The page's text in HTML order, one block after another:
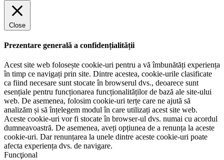
Close
Prezentare generală a confidențialității
Acest site web folosește cookie-uri pentru a vă îmbunătăți experiența
în timp ce navigați prin site. Dintre acestea, cookie-urile clasificate
ca fiind necesare sunt stocate în browserul dvs., deoarece sunt
esențiale pentru funcționarea funcționalităților de bază ale site-ului
web. De asemenea, folosim cookie-uri terțe care ne ajută să
analizăm și să înțelegem modul în care utilizați acest site web.
Aceste cookie-uri vor fi stocate în browser-ul dvs. numai cu acordul
dumneavoastră. De asemenea, aveți opțiunea de a renunța la aceste
cookie-uri. Dar renunțarea la unele dintre aceste cookie-uri poate
afecta experiența dvs. de navigare.
Funcţional